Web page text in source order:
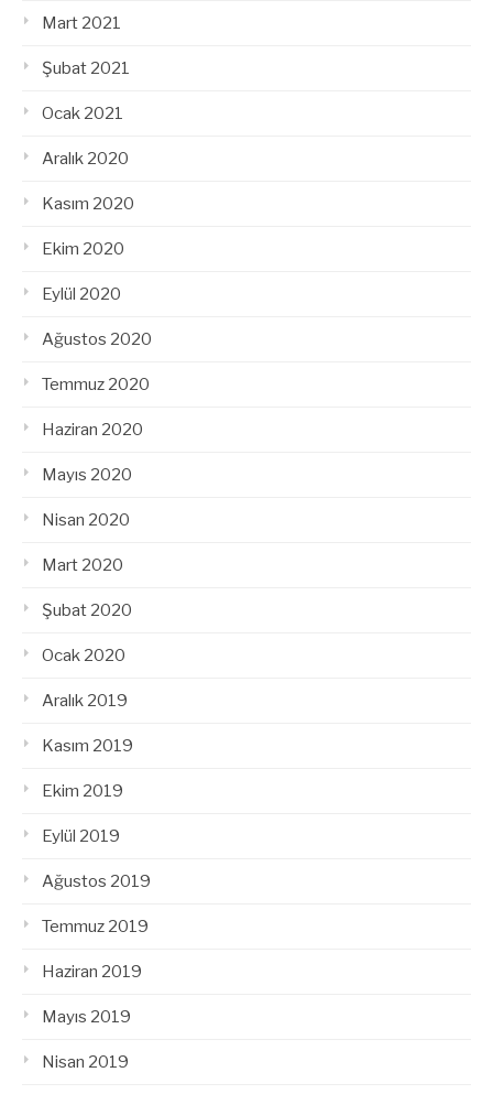
Mart 2021
Şubat 2021
Ocak 2021
Aralık 2020
Kasım 2020
Ekim 2020
Eylül 2020
Ağustos 2020
Temmuz 2020
Haziran 2020
Mayıs 2020
Nisan 2020
Mart 2020
Şubat 2020
Ocak 2020
Aralık 2019
Kasım 2019
Ekim 2019
Eylül 2019
Ağustos 2019
Temmuz 2019
Haziran 2019
Mayıs 2019
Nisan 2019